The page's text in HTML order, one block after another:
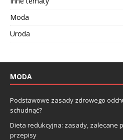
Moda
Uroda
MODA
Podstawowe zasady zdrowego
schudnąć?
Dieta redukcyjna: zasady, zalecane
przepisy